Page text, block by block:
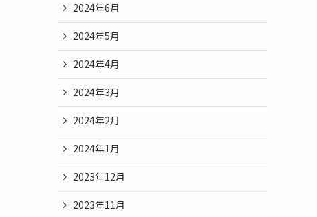
2024年6月
2024年5月
2024年4月
2024年3月
2024年2月
2024年1月
2023年12月
2023年11月